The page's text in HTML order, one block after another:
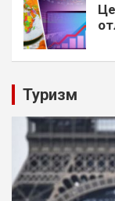
Туризм